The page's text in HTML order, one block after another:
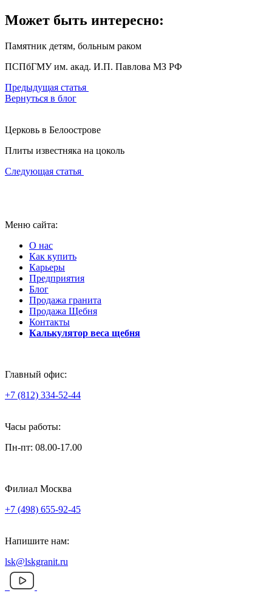
Может быть интересно:
Памятник детям, больным раком
ПСПбГМУ им. акад. И.П. Павлова МЗ РФ
Предыдущая статья
Вернуться в блог
Церковь в Белоострове
Плиты известняка на цоколь
Следующая статья
Меню сайта:
О нас
Как купить
Карьеры
Предприятия
Блог
Продажа гранита
Продажа Щебня
Контакты
Калькулятор веса щебня
Главный офис:
+7 (812) 334-52-44
Часы работы:
Пн-пт: 08.00-17.00
Филиал Москва
+7 (498) 655-92-45
Напишите нам:
lsk@lskgranit.ru